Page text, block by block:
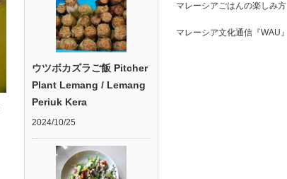
ウツボカズラご飯 Pitcher
Plant Lemang / Lemang
Periuk Kera
2024/10/25
マレーシアごはんの楽しみ方
マレーシア文化通信『WAU』